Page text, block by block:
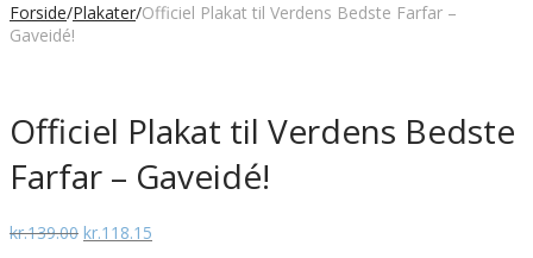
Forside/Plakater/Officiel Plakat til Verdens Bedste Farfar –
Gaveidé!
Officiel Plakat til Verdens Bedste
Farfar – Gaveidé!
kr.139.00 Den
kr.118.15